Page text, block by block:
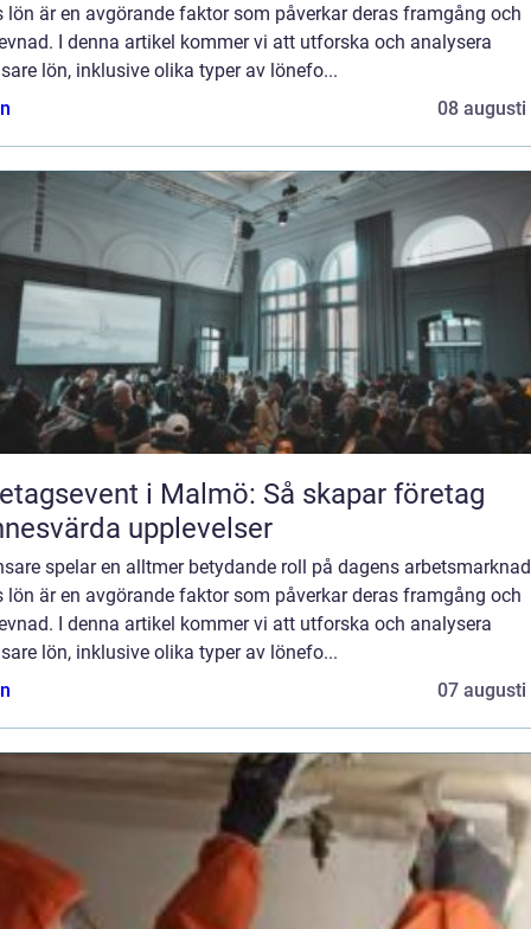
lön är en avgörande faktor som påverkar deras framgång och
I denna artikel kommer vi att utforska och analysera
lön, inklusive olika typer av lönefo...
08 augusti
i Malmö: Så skapar företag
upplevelser
spelar en alltmer betydande roll på dagens
lön är en avgörande faktor som påverkar deras framgång och
I denna artikel kommer vi att utforska och analysera
lön, inklusive olika typer av lönefo...
07 augusti